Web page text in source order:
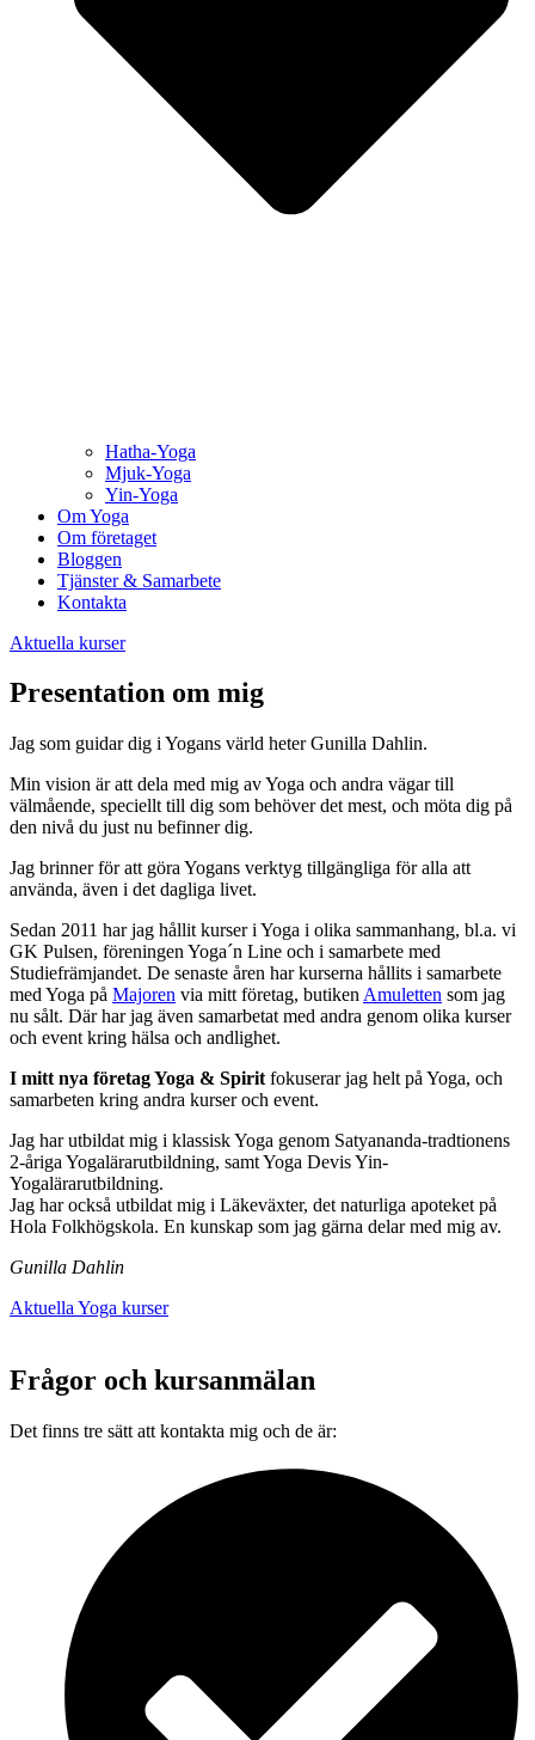
Hatha-Yoga
Mjuk-Yoga
Yin-Yoga
Om Yoga
Om företaget
Bloggen
Tjänster & Samarbete
Kontakta
Aktuella kurser
Presentation om mig
Jag som guidar dig i Yogans värld heter Gunilla Dahlin.
Min vision är att dela med mig av Yoga och andra vägar till
välmående, speciellt till dig som behöver det mest, och möta dig på
den nivå du just nu befinner dig.
Jag brinner för att göra Yogans verktyg tillgängliga för alla att
använda, även i det dagliga livet.
Sedan 2011 har jag hållit kurser i Yoga i olika sammanhang, bl.a. vi
GK Pulsen, föreningen Yoga´n Line och i samarbete med
Studiefrämjandet. De senaste åren har kurserna hållits i samarbete
med Yoga på Majoren via mitt företag, butiken Amuletten som jag
nu sålt. Där har jag även samarbetat med andra genom olika kurser
och event kring hälsa och andlighet.
I mitt nya företag Yoga & Spirit fokuserar jag helt på Yoga, och
samarbeten kring andra kurser och event.
Jag har utbildat mig i klassisk Yoga genom Satyananda-tradtionens
2-åriga Yogalärarutbildning, samt Yoga Devis Yin-
Yogalärarutbildning.
Jag har också utbildat mig i Läkeväxter, det naturliga apoteket på
Hola Folkhögskola. En kunskap som jag gärna delar med mig av.
Gunilla Dahlin
Aktuella Yoga kurser
Frågor och kursanmälan
Det finns tre sätt att kontakta mig och de är: